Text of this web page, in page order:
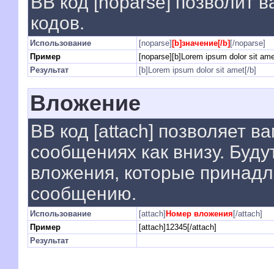
кодов.
Использование [noparse] [b]значение[/b] [/noparse]
Пример
[noparse][b]Lorem ipsum dolor sit
Результат
[b]Lorem ipsum dolor sit amet[/b]
Вложение
BB код [attach] позволяет
сообщениях как внизу.
вложения, которые
сообщению.
Использование [attach] Номер вложения [/attach]
Пример
[attach]12345[/attach]
Результат